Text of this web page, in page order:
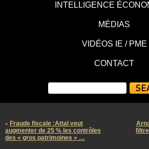
INTELLIGENCE
MÉDIAS
VIDÉOS IE / PME
CONTACT
« Fraude fiscale :Attal veut
augmenter de 25 % les contrôles
des « gros patrimoines » …